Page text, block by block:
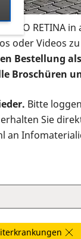
PRO RETINA
oder Videos
Bestellung
Broschüren
Bitte
Sie
an